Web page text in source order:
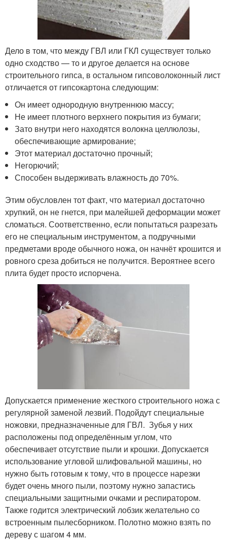
Дело в том, что между ГВЛ или ГКЛ существует только
одно сходство — то и другое делается на основе
строительного гипса, в остальном гипсоволоконный лист
отличается от гипсокартона следующим:
Он имеет однородную внутреннюю массу;
Не имеет плотного верхнего покрытия из бумаги;
Зато внутри него находятся волокна целлюлозы,
обеспечивающие армирование;
Этот материал достаточно прочный;
Негорючий;
Способен выдерживать влажность до 70%.
Этим обусловлен тот факт, что материал достаточно
хрупкий, он не гнется, при малейшей деформации может
сломаться. Соответственно, если попытаться разрезать
его не специальным инструментом, а подручными
предметами вроде обычного ножа, он начнёт крошится и
ровного среза добиться не получится. Вероятнее всего
плита будет просто испорчена.
Допускается применение жесткого строительного ножа с
регулярной заменой лезвий. Подойдут специальные
ножовки, предназначенные для ГВЛ. Зубья у них
расположены под определённым углом, что
обеспечивает отсутствие пыли и крошки. Допускается
использование угловой шлифовальной машины, но
нужно быть готовым к тому, что в процессе нарезки
будет очень много пыли, поэтому нужно запастись
специальными защитными очками и респиратором.
Также годится электрический лобзик желательно со
встроенным пылесборником. Полотно можно взять по
дереву с шагом 4 мм.